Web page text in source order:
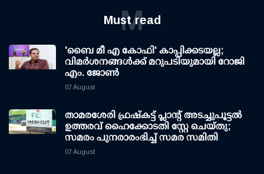
Must read
M
'ബൈ മീ എ കോഫി' കാപ്പിക്കടയല്ല;
വിമര്‍ശനങ്ങള്‍ക്ക് മറുപടിയുമായി റോജി
എം. ജോണ്‍
07 August
താമരശേരി ഫ്രഷ്കട്ട് പ്ലാന്റ് അടച്ചുപൂട്ടൽ
ഉത്തരവ് ഹൈക്കോടതി സ്റ്റേ ചെയ്തു;
സമരം പുനരാരംഭിച്ച് സമര സമിതി
07 August